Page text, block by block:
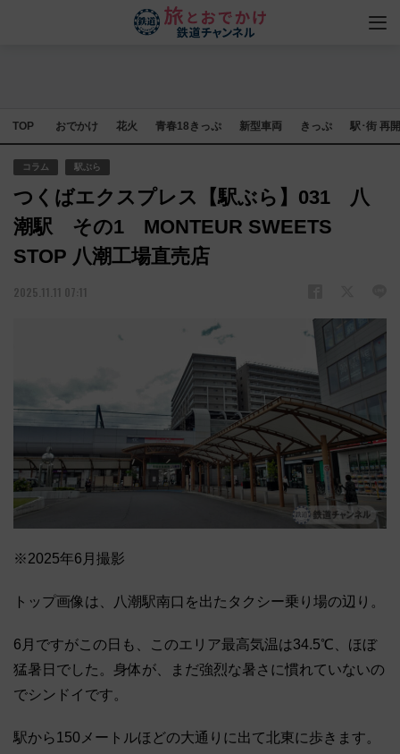
TOP おでかけ 花火 青春18きっぷ 新型車両 きっぷ 駅･街 再
コラム 駅ぶら
つくばエクスプレス【駅ぶら】031 八
潮駅 その1 MONTEUR SWEETS
STOP 八潮工場直売店
2025.11.11 07:11
※2025年6月撮影
トップ画像は、八潮駅南口を出たタクシー乗り場の辺り。
6月ですがこの日も、このエリア最高気温は34.5℃、ほぼ
猛暑日でした。身体が、まだ強烈な暑さに慣れていないの
でシンドイです。
駅から150メートルほどの大通りに出て北東に歩きます。